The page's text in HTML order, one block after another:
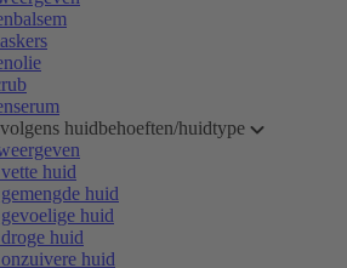
huidbehoeften/huidtype
huid
huid
huid
huid
huid